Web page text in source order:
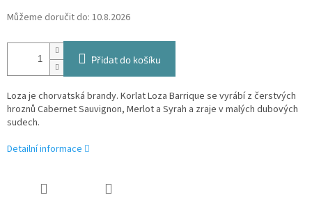
Můžeme doručit do: 10.8.2026
Přidat do košíku
Loza je chorvatská brandy. Korlat Loza Barrique se vyrábí z čerstvých
hroznů Cabernet Sauvignon, Merlot a Syrah a zraje v malých dubových
sudech.
Detailní informace